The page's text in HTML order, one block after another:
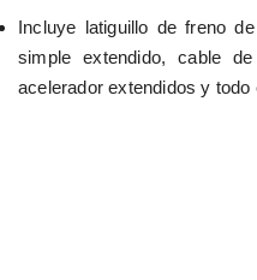
Incluye latiguillo de freno
simple extendido, cable
acelerador extendidos y todo